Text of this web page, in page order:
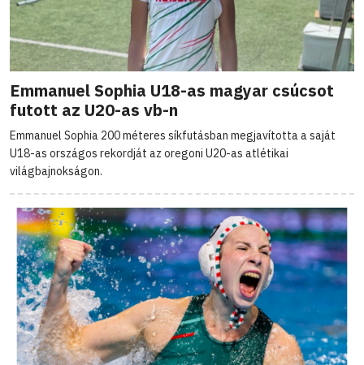
Emmanuel Sophia U18-as magyar csúcsot
futott az U20-as vb-n
Emmanuel Sophia 200 méteres síkfutásban megjavította a saját
U18-as országos rekordját az oregoni U20-as atlétikai
világbajnokságon.